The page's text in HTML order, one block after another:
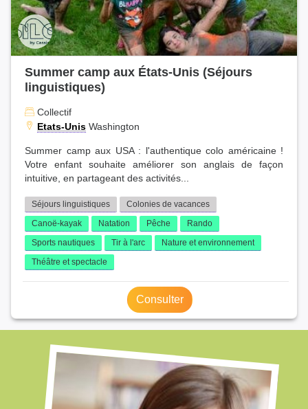
Summer camp aux États-Unis (Séjours
linguistiques)
Collectif
Etats-Unis Washington
Summer camp aux USA : l'authentique colo américaine !
Votre enfant souhaite améliorer son anglais de façon
intuitive, en partageant des activités...
Séjours linguistiques
Colonies de vacances
Canoë-kayak
Natation Pêche
Rando
Sports nautiques
Tir à l'arc
Nature et environnement
Théâtre et spectacle
Consulter